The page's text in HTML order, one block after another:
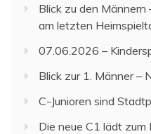
Blick zu den
am letzten
07.06.2026 –
Blick zur 1. Männer –
C-Junioren sind
Die neue C1 lädt zum